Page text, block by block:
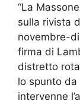
“La
sulla rivista
novembre-
firma di
distretto
lo spunto da
intervenne